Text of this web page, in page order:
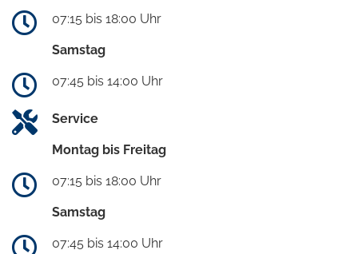
07:15 bis 18:00 Uhr
Samstag
07:45 bis 14:00 Uhr
Service
Montag bis Freitag
07:15 bis 18:00 Uhr
Samstag
07:45 bis 14:00 Uhr